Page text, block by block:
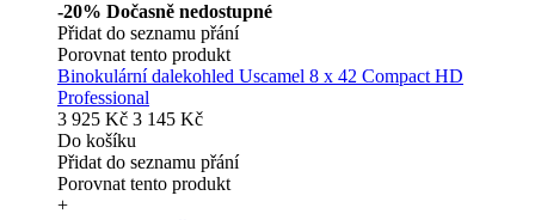
-20% Dočasně nedostupné
Přidat do seznamu přání
Porovnat tento produkt
Binokulární dalekohled Uscamel 8 x 42 Compact HD
Professional
3 925 Kč 3 145 Kč
Do košíku
Přidat do seznamu přání
Porovnat tento produkt
+